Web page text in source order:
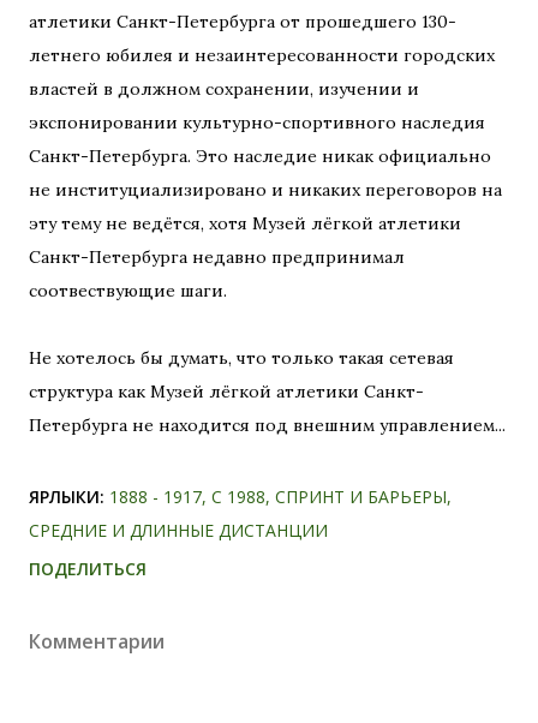
атлетики Санкт-Петербурга от прошедшего 130-
летнего юбилея и незаинтересованности городских
властей в должном сохранении, изучении и
экспонировании культурно-спортивного наследия
Санкт-Петербурга. Это наследие никак официально
не институциализировано и никаких переговоров на
эту тему не ведётся, хотя Музей лёгкой атлетики
Санкт-Петербурга недавно предпринимал
соотвествующие шаги.
Не хотелось бы думать, что только такая сетевая
структура как Музей лёгкой атлетики Санкт-
Петербурга не находится под внешним управлением...
ЯРЛЫКИ: 1888 - 1917 С 1988 СПРИНТ И БАРЬЕРЫ
СРЕДНИЕ И ДЛИННЫЕ ДИСТАНЦИИ
ПОДЕЛИТЬСЯ
Комментарии